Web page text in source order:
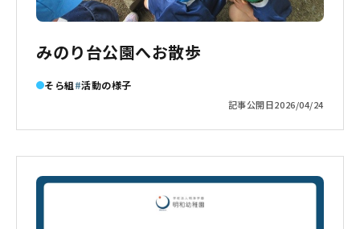
みのり台公園へお散歩
そら組 活動の様子
記事公開日2026/04/24